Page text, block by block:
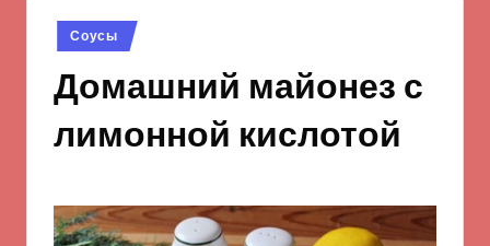
Опубликовано
в
Соусы
Домашний майонез с
лимонной кислотой